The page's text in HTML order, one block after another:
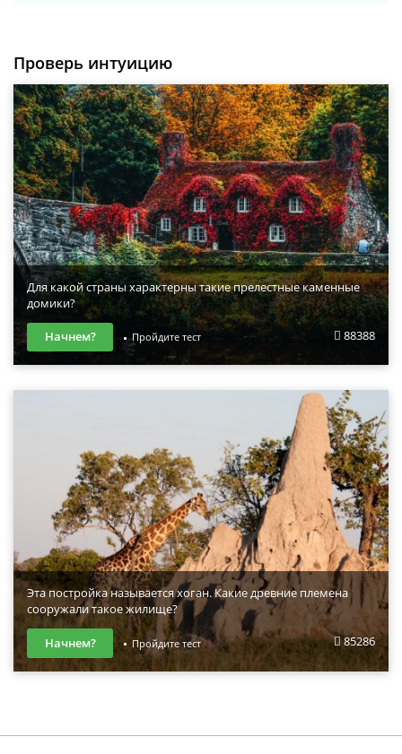
Проверь интуицию
Для какой страны характерны такие прелестные каменные
домики?
88388
Начнем? Пройдите тест
Эта постройка называется хоган. Какие древние племена
сооружали такое жилище?
85286
Начнем? Пройдите тест